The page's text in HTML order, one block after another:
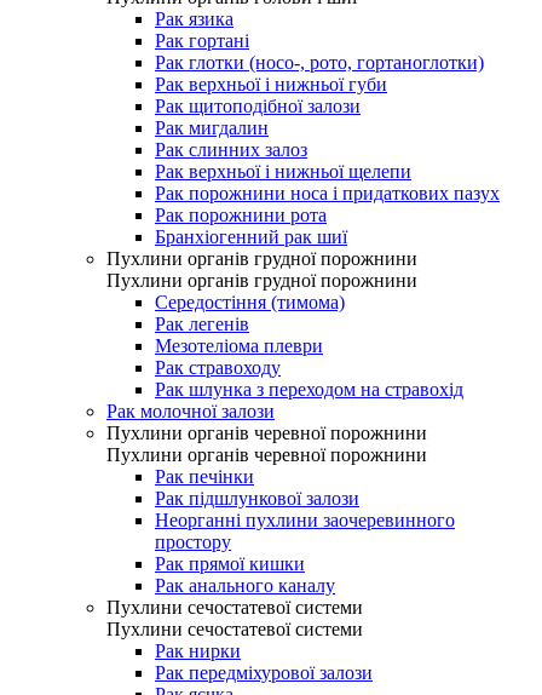
Рак язика
Рак гортані
Рак глотки (носо-, рото, гортаноглотки)
Рак верхньої і нижньої губи
Рак щитоподібної залози
Рак мигдалин
Рак слинних залоз
Рак верхньої і нижньої щелепи
Рак порожнини носа і придаткових пазух
Рак порожнини рота
Бранхіогенний рак шиї
Пухлини органів грудної порожнини
Пухлини органів грудної порожнини
Середостіння (тимома)
Рак легенів
Мезотеліома плеври
Рак стравоходу
Рак шлунка з переходом на стравохід
Рак молочної залози
Пухлини органів черевної порожнини
Пухлини органів черевної порожнини
Рак печінки
Рак підшлункової залози
Неорганні пухлини заочеревинного
простору
Рак прямої кишки
Рак анального каналу
Пухлини сечостатевої системи
Пухлини сечостатевої системи
Рак нирки
Рак передміхурової залози